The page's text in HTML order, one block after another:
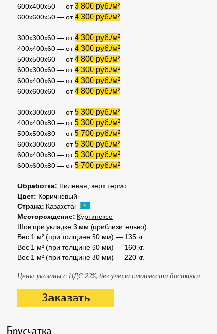
600х400х50 — от3 800 руб./м²
600х600х50 — от4 300 руб./м²
300х300х60 — от4 300 руб./м²
400х400х60 — от4 300 руб./м²
500х500х60 — от4 800 руб./м²
600х300х60 — от4 300 руб./м²
600х400х60 — от4 300 руб./м²
600х600х60 — от4 800 руб./м²
300х300х80 — от5 300 руб./м²
400х400х80 — от5 300 руб./м²
500х500х80 — от5 700 руб./м²
600х300х80 — от5 300 руб./м²
600х400х80 — от5 300 руб./м²
600х600х80 — от5 700 руб./м²
Обработка: Пиленая, верх термо
Цвет: Коричневый
Страна: Казахстан
Месторождение: Куртинское
Шов при укладке 3 мм (приблизительно)
Вес 1 м² (при толщине 50 мм) — 135 кг.
Вес 1 м² (при толщине 60 мм) — 160 кг.
Вес 1 м² (при толщине 80 мм) — 220 кг.
Цены указаны с НДС 22%, без учета стоимости доставки
Брусчатка